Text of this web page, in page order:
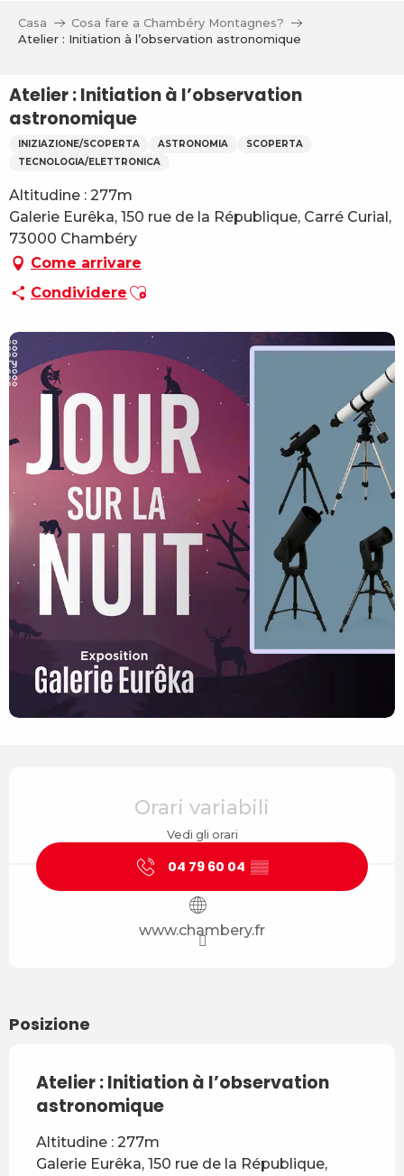
Casa
Cosa fare a Chambéry Montagnes?
Atelier : Initiation à l’observation astronomique
Atelier : Initiation à l’observation
astronomique
INIZIAZIONE/SCOPERTA ASTRONOMIA
SCOPERTA
TECNOLOGIA/ELETTRONICA
Altitudine : 277m
Galerie Eurêka, 150 rue de la République, Carré Curial,
73000 Chambéry
Come arrivare
Condividere Ajouter aux favoris
Orari variabili
Vedi gli orari
04 79 60 04 ▒▒
www.chambery.fr
Posizione
Atelier : Initiation à l’observation
astronomique
Altitudine : 277m
Galerie Eurêka, 150 rue de la République,